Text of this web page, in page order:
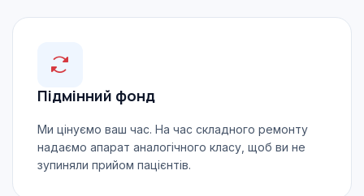
Підмінний фонд
Ми цінуємо ваш час. На час складного ремонту
надаємо апарат аналогічного класу, щоб ви не
зупиняли прийом пацієнтів.